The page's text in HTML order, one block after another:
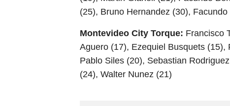
(25), Bruno Hernandez (30),
Montevideo City Torque: Francisco
Aguero (17), Ezequiel Busquets
Pablo Siles (20), Sebastian
(24), Walter Nunez (21)